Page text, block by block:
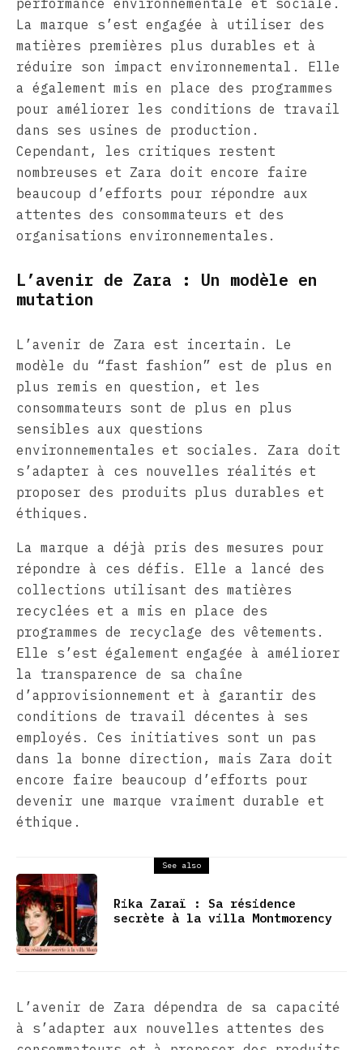
performance environnementale et sociale.
La marque s’est engagée à utiliser des
matières premières plus durables et à
réduire son impact environnemental. Elle
a également mis en place des programmes
pour améliorer les conditions de travail
dans ses usines de production.
Cependant, les critiques restent
nombreuses et Zara doit encore faire
beaucoup d’efforts pour répondre aux
attentes des consommateurs et des
organisations environnementales.
L’avenir de Zara : Un modèle en
mutation
L’avenir de Zara est incertain. Le
modèle du “fast fashion” est de plus en
plus remis en question, et les
consommateurs sont de plus en plus
sensibles aux questions
environnementales et sociales. Zara doit
s’adapter à ces nouvelles réalités et
proposer des produits plus durables et
éthiques.
La marque a déjà pris des mesures pour
répondre à ces défis. Elle a lancé des
collections utilisant des matières
recyclées et a mis en place des
programmes de recyclage des vêtements.
Elle s’est également engagée à améliorer
la transparence de sa chaîne
d’approvisionnement et à garantir des
conditions de travail décentes à ses
employés. Ces initiatives sont un pas
dans la bonne direction, mais Zara doit
encore faire beaucoup d’efforts pour
devenir une marque vraiment durable et
éthique.
See also
Rika Zaraï : Sa résidence
secrète à la villa Montmorency
L’avenir de Zara dépendra de sa capacité
à s’adapter aux nouvelles attentes des